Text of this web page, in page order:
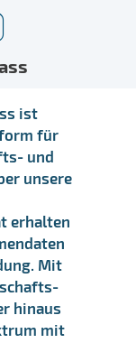
ist
für
und
unsere
erhalten
Mit
hinaus
mit